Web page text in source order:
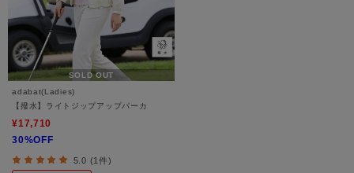
SOLD OUT
adabat(Ladies)
【撥水】ライトジップアップパーカ
¥17,710
30%OFF
5.0 (1件)